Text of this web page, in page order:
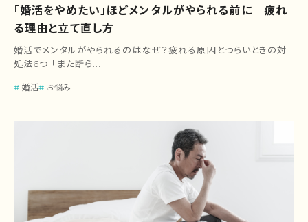
「婚活をやめたい」ほどメンタルがやられる前に｜疲れ
る理由と立て直し方
婚活でメンタルがやられるのはなぜ？疲れる原因とつらいときの対
処法6つ 「また断ら...
婚活 お悩み